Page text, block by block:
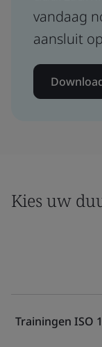
vandaag
aansluit
Kies uw
Trainingen ISO